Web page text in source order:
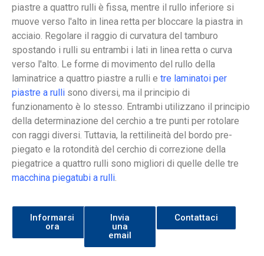
piastre a quattro rulli è fissa, mentre il rullo inferiore si
muove verso l'alto in linea retta per bloccare la piastra in
acciaio. Regolare il raggio di curvatura del tamburo
spostando i rulli su entrambi i lati in linea retta o curva
verso l'alto. Le forme di movimento del rullo della
laminatrice a quattro piastre a rulli e tre laminatoi per
piastre a rulli sono diversi, ma il principio di
funzionamento è lo stesso. Entrambi utilizzano il principio
della determinazione del cerchio a tre punti per rotolare
con raggi diversi. Tuttavia, la rettilineità del bordo pre-
piegato e la rotondità del cerchio di correzione della
piegatrice a quattro rulli sono migliori di quelle delle tre
macchina piegatubi a rulli.
Informarsi
ora
Invia
una
email
Contattaci